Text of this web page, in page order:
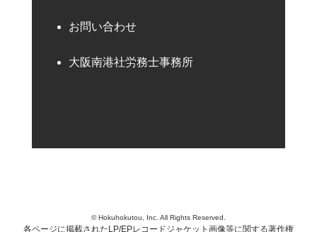
お問い合わせ
大阪南港社労務士事務所
© Hokuhokutou, Inc. All Rights Reserved.
各ページに掲載されたLP/EPレコードジャケット画像等に関する著作権